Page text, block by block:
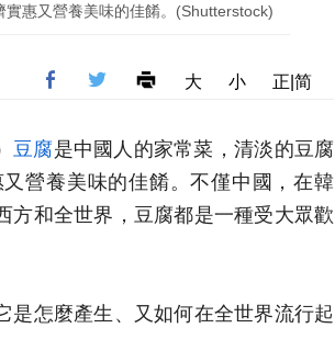
惠又營養美味的佳餚。(Shutterstock)
大 小 正|简
豆腐是中國人的家常菜，清淡的豆腐
營養美味的佳餚。不僅中國，在韓
方和全世界，豆腐都是一種受大眾歡
是怎麼產生、又如何在全世界流行起